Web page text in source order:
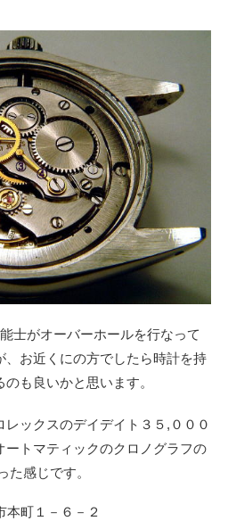
士がオーバーホールを行なって
、お近くにの方でしたら時計を持
も良いかと思います。
ックスのデイデイト３５,０００
ートマティックのクロノグラフの
た感じです。
町１－６－２